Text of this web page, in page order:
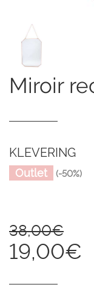
miroir
KLEVERING
Outlet (-50%)
38,00€
19,00€